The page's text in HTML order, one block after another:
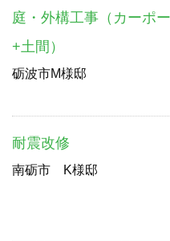
庭・外構工事（カーポ
+土間）
砺波市M様邸
耐震改修
南砺市 K様邸